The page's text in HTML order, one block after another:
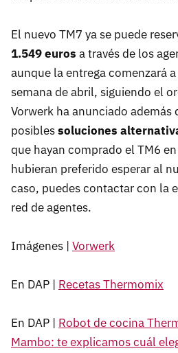
El nuevo TM7 ya se puede
1.549 euros a través de los
aunque la entrega comenzará
semana de abril, siguiendo el
Vorwerk ha anunciado
posiblessoluciones
que hayan comprado el TM6
hubieran preferido esperar al
caso, puedes contactar con la
red de agentes.
Imágenes | Vorwerk
En DAP | Recetas Thermomix
En DAP | Robot de cocina
Mambo: te explicamos cuál